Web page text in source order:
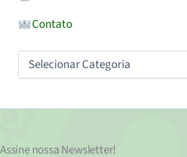
Contato
Assine nossaNewsletter!